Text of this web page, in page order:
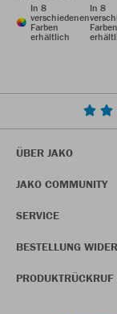
In 8
verschiedenen
Farben
erhältlich
In 8
Farben
ÜBER JAKO
JAKO COMMUNITY
SERVICE
BESTELLUNG